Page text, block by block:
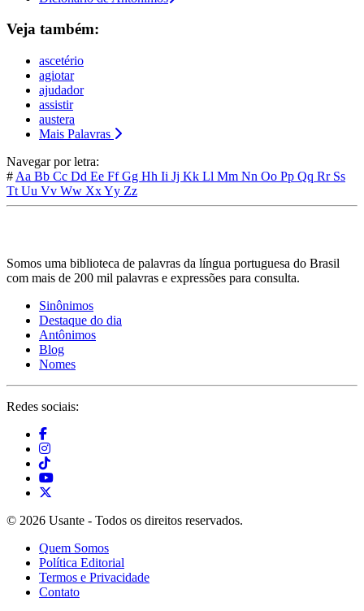
Veja também:
ascetério
agiotar
ajudador
assistir
austera
Mais Palavras
Navegar por letra:
# Aa Bb Cc Dd Ee FfGg Hh Ii Jj Kk Ll Mm Nn Oo Pp Qq Rr Ss
Tt Uu Vv Ww XxYy Zz
Somos uma biblioteca de palavras da língua portuguesa do Brasil
com mais de 200 mil palavras e expressões para consulta.
Sinônimos
Destaque do dia
Antônimos
Blog
Nomes
Redes sociais:
© 2026 Usante - Todos os direitos reservados.
Quem Somos
Política Editorial
Termos e Privacidade
Contato